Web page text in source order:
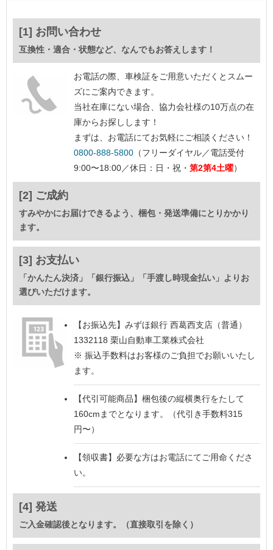
[1] お問い合わせ
互換性・適合・状態など、なんでもお答えします！
お電話の際、車検証をご用意いただくとスムー
ズにご案内できます。
当社在庫にない場合、協力会社様の10万点の在
庫からお探しします！
まずは、お電話にてお気軽にご相談ください！
0800-888-5800 （フリーダイヤル／電話受付
9:00〜18:00／休日：日・祝・ 第2第4土曜）
[2] ご成約
すみやかにお届けできるよう、梱包・発送準備にとりかかり
ます。
[3] お支払い
「かんたん決済」「銀行振込」「手渡し時現金払い」よりお
選びいただけます。
【お振込先】 みずほ銀行 西葛西支店（普通）
1332118 栗山自動車工業株式会社
※ 振込手数料はお客様のご負担でお願いいたし
ます。
【代引可能商品】 梱包後の縦横奥行をたして
160cmまでとなります。（代引き手数料315
円〜）
【領収書】 必要な方はお電話にてご用命くださ
い。
[4] 発送
ご入金確認後となります。（直接取引を除く）